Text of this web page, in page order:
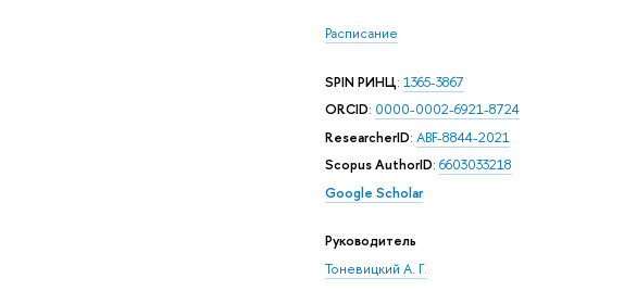
Расписание
SPIN РИНЦ: 1365-3867
ORCID: 0000-0002-6921-8724
ResearcherID: ABF-8844-2021
Scopus AuthorID: 6603033218
Google Scholar
Руководитель
Тоневицкий А. Г.